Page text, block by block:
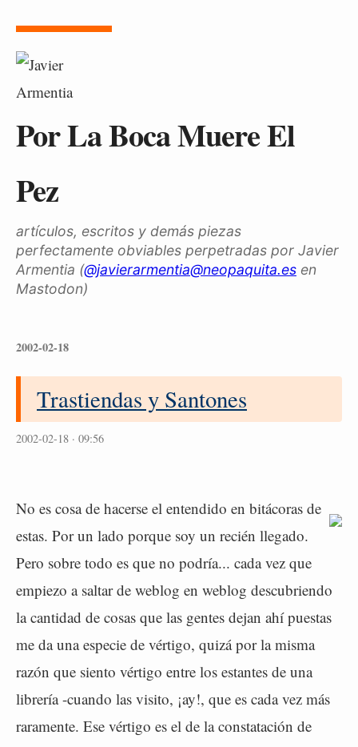
Por La Boca Muere El
Pez
artículos, escritos y demás piezas
perfectamente obviables perpetradas por Javier
Armentia (@javierarmentia@neopaquita.es en
Mastodon)
2002-02-18
Trastiendas y Santones
2002-02-18 · 09:56
No es cosa de hacerse el entendido en bitácoras de
estas. Por un lado porque soy un recién llegado.
Pero sobre todo es que no podría... cada vez que
empiezo a saltar de weblog en weblog descubriendo
la cantidad de cosas que las gentes dejan ahí puestas
me da una especie de vértigo, quizá por la misma
razón que siento vértigo entre los estantes de una
librería -cuando las visito, ¡ay!, que es cada vez más
raramente. Ese vértigo es el de la constatación de